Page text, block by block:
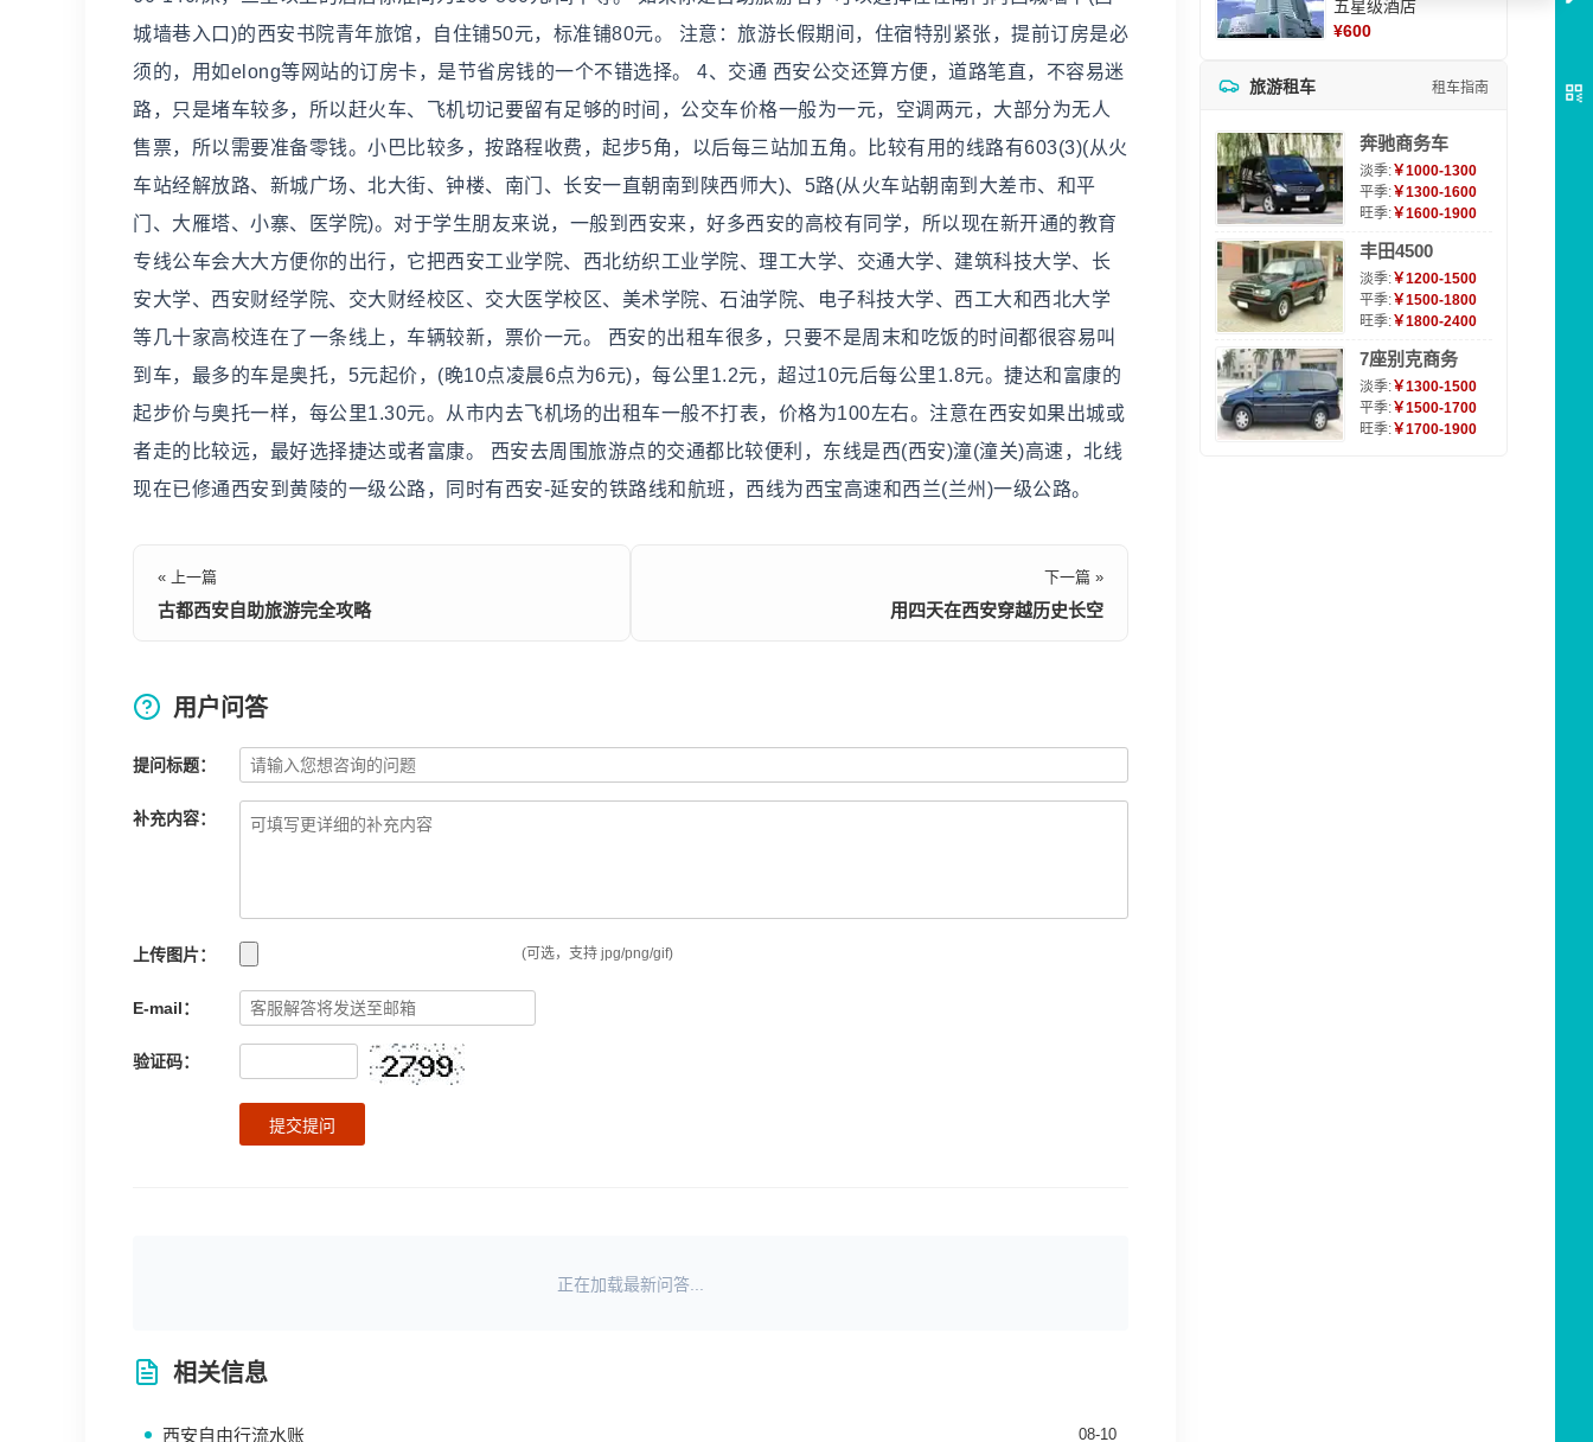
城墙巷入口)的西安书院青年旅馆，自住铺50元，标准铺80元。 注意：旅游长假期间，住宿特别紧张，提前订房是必
须的，用如elong等网站的订房卡，是节省房钱的一个不错选择。 4、交通 西安公交还算方便，道路笔直，不容易迷
路，只是堵车较多，所以赶火车、飞机切记要留有足够的时间，公交车价格一般为一元，空调两元，大部分为无人
售票，所以需要准备零钱。小巴比较多，按路程收费，起步5角，以后每三站加五角。比较有用的线路有603(3)(从火
车站经解放路、新城广场、北大街、钟楼、南门、长安一直朝南到陕西师大)、5路(从火车站朝南到大差市、和平
门、大雁塔、小寨、医学院)。对于学生朋友来说，一般到西安来，好多西安的高校有同学，所以现在新开通的教育
专线公车会大大方便你的出行，它把西安工业学院、西北纺织工业学院、理工大学、交通大学、建筑科技大学、长
安大学、西安财经学院、交大财经校区、交大医学校区、美术学院、石油学院、电子科技大学、西工大和西北大学
等几十家高校连在了一条线上，车辆较新，票价一元。 西安的出租车很多，只要不是周末和吃饭的时间都很容易叫
到车，最多的车是奥托，5元起价，(晚10点凌晨6点为6元)，每公里1.2元，超过10元后每公里1.8元。捷达和富康的
起步价与奥托一样，每公里1.30元。从市内去飞机场的出租车一般不打表，价格为100左右。注意在西安如果出城或
者走的比较远，最好选择捷达或者富康。 西安去周围旅游点的交通都比较便利，东线是西(西安)潼(潼关)高速，北线
现在已修通西安到黄陵的一级公路，同时有西安-延安的铁路线和航班，西线为西宝高速和西兰(兰州)一级公路。
« 上一篇
古都西安自助旅游完全攻略
下一篇 »
用四天在西安穿越历史长空
用户问答
提问标题：
补充内容：
上传图片： (可选，支持 jpg/png/gif)
E-mail：
验证码：
提交提问
正在加载最新问答...
相关信息
西安自由行流水账 08-10
五星级酒店
¥600
旅游租车 租车指南
奔驰商务车
淡季:￥1000-1300
平季:￥1300-1600
旺季:￥1600-1900
丰田4500
淡季:￥1200-1500
平季:￥1500-1800
旺季:￥1800-2400
7座别克商务
淡季:￥1300-1500
平季:￥1500-1700
旺季:￥1700-1900